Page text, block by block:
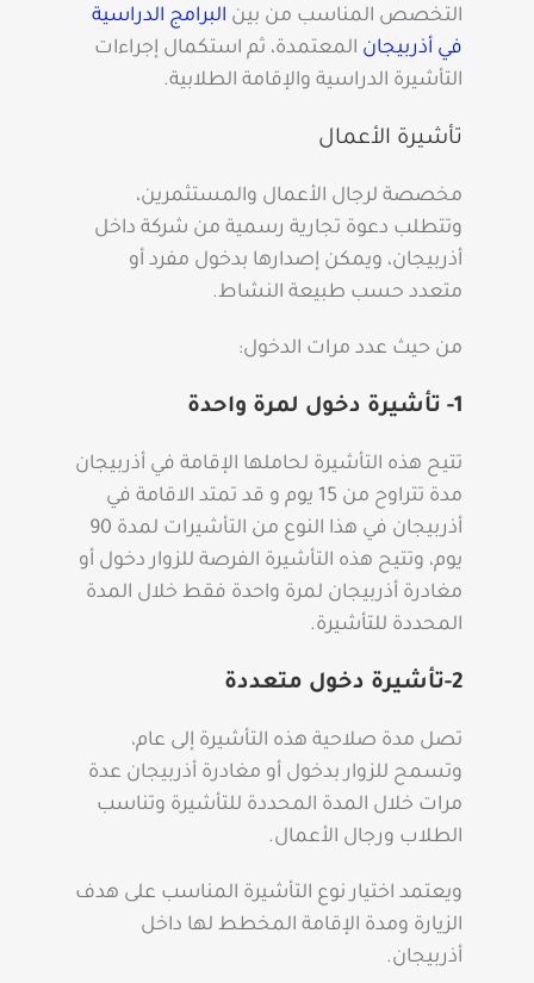
التخصص المناسب من بين البرامج الدراسية
في أذربيجان المعتمدة، ثم استكمال إجراءات
التأشيرة الدراسية والإقامة الطلابية.
تأشيرة الأعمال
مخصصة لرجال الأعمال والمستثمرين،
وتتطلب دعوة تجارية رسمية من شركة داخل
أذربيجان، ويمكن إصدارها بدخول مفرد أو
متعدد حسب طبيعة النشاط.
من حيث عدد مرات الدخول:
1- تأشيرة دخول لمرة واحدة
تتيح هذه التأشيرة لحاملها الإقامة في أذربيجان
مدة تتراوح من 15 يوم و قد تمتد الاقامة في
أذربيجان في هذا النوع من التأشيرات لمدة 90
يوم، وتتيح هذه التأشيرة الفرصة للزوار دخول أو
مغادرة أذربيجان لمرة واحدة فقط خلال المدة
المحددة للتأشيرة.
2-تأشيرة دخول متعددة
تصل مدة صلاحية هذه التأشيرة إلى عام،
وتسمح للزوار بدخول أو مغادرة أذربيجان عدة
مرات خلال المدة المحددة للتأشيرة وتناسب
الطلاب ورجال الأعمال.
ويعتمد اختيار نوع التأشيرة المناسب على هدف
الزيارة ومدة الإقامة المخطط لها داخل
أذربيجان.